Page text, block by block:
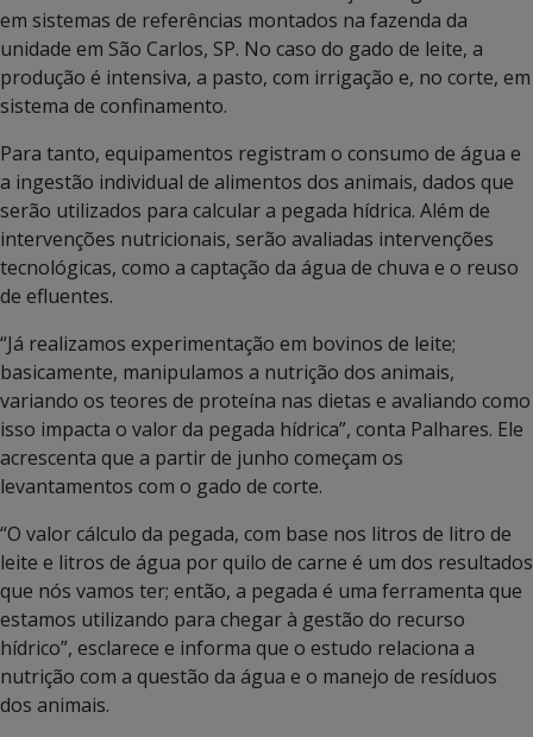
em sistemas de referências montados na fazenda da
unidade em São Carlos, SP. No caso do gado de leite, a
produção é intensiva, a pasto, com irrigação e, no corte, em
sistema de confinamento.
Para tanto, equipamentos registram o consumo de água e
a ingestão individual de alimentos dos animais, dados que
serão utilizados para calcular a pegada hídrica. Além de
intervenções nutricionais, serão avaliadas intervenções
tecnológicas, como a captação da água de chuva e o reuso
de efluentes.
“Já realizamos experimentação em bovinos de leite;
basicamente, manipulamos a nutrição dos animais,
variando os teores de proteína nas dietas e avaliando como
isso impacta o valor da pegada hídrica”, conta Palhares. Ele
acrescenta que a partir de junho começam os
levantamentos com o gado de corte.
“O valor cálculo da pegada, com base nos litros de litro de
leite e litros de água por quilo de carne é um dos resultados
que nós vamos ter; então, a pegada é uma ferramenta que
estamos utilizando para chegar à gestão do recurso
hídrico”, esclarece e informa que o estudo relaciona a
nutrição com a questão da água e o manejo de resíduos
dos animais.